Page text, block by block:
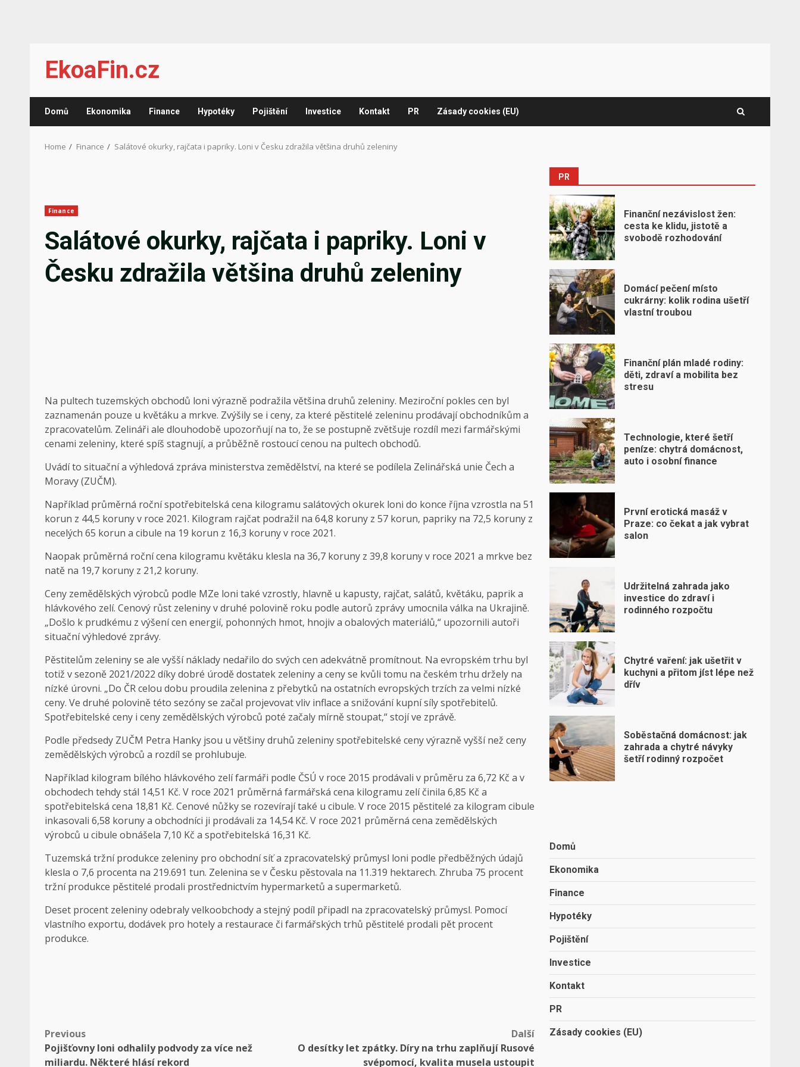
content
EkoaFin.cz
Domů Ekonomika Finance Hypotéky Pojištění Investice Kontakt PR Zásady cookies (EU)
Home Finance Salátové okurky, rajčata i papriky. Loni v Česku zdražila většina druhů zeleniny
Finance
Salátové okurky, rajčata i papriky. Loni v
Česku zdražila většina druhů zeleniny
Na pultech tuzemských obchodů loni výrazně podražila většina druhů zeleniny. Meziroční pokles cen byl
zaznamenán pouze u květáku a mrkve. Zvýšily se i ceny, za které pěstitelé zeleninu prodávají obchodníkům a
zpracovatelům. Zelináři ale dlouhodobě upozorňují na to, že se postupně zvětšuje rozdíl mezi farmářskými
cenami zeleniny, které spíš stagnují, a průběžně rostoucí cenou na pultech obchodů.
Uvádí to situační a výhledová zpráva ministerstva zemědělství, na které se podílela Zelinářská unie Čech a
Moravy (ZUČM).
Například průměrná roční spotřebitelská cena kilogramu salátových okurek loni do konce října vzrostla na 51
korun z 44,5 koruny v roce 2021. Kilogram rajčat podražil na 64,8 koruny z 57 korun, papriky na 72,5 koruny z
necelých 65 korun a cibule na 19 korun z 16,3 koruny v roce 2021.
Naopak průměrná roční cena kilogramu květáku klesla na 36,7 koruny z 39,8 koruny v roce 2021 a mrkve bez
natě na 19,7 koruny z 21,2 koruny.
Ceny zemědělských výrobců podle MZe loni také vzrostly, hlavně u kapusty, rajčat, salátů, květáku, paprik a
hlávkového zelí. Cenový růst zeleniny v druhé polovině roku podle autorů zprávy umocnila válka na Ukrajině.
„Došlo k prudkému z výšení cen energií, pohonných hmot, hnojiv a obalových materiálů,“ upozornili autoři
situační výhledové zprávy.
Pěstitelům zeleniny se ale vyšší náklady nedařilo do svých cen adekvátně promítnout. Na evropském trhu byl
totiž v sezoně 2021/2022 díky dobré úrodě dostatek zeleniny a ceny se kvůli tomu na českém trhu držely na
nízké úrovni. „Do ČR celou dobu proudila zelenina z přebytků na ostatních evropských trzích za velmi nízké
ceny. Ve druhé polovině této sezóny se začal projevovat vliv inflace a snižování kupní síly spotřebitelů.
Spotřebitelské ceny i ceny zemědělských výrobců poté začaly mírně stoupat,“ stojí ve zprávě.
Podle předsedy ZUČM Petra Hanky jsou u většiny druhů zeleniny spotřebitelské ceny výrazně vyšší než ceny
zemědělských výrobců a rozdíl se prohlubuje.
Například kilogram bílého hlávkového zelí farmáři podle ČSÚ v roce 2015 prodávali v průměru za 6,72 Kč a v
obchodech tehdy stál 14,51 Kč. V roce 2021 průměrná farmářská cena kilogramu zelí činila 6,85 Kč a
spotřebitelská cena 18,81 Kč. Cenové nůžky se rozevírají také u cibule. V roce 2015 pěstitelé za kilogram cibule
inkasovali 6,58 koruny a obchodníci ji prodávali za 14,54 Kč. V roce 2021 průměrná cena zemědělských
výrobců u cibule obnášela 7,10 Kč a spotřebitelská 16,31 Kč.
Tuzemská tržní produkce zeleniny pro obchodní síť a zpracovatelský průmysl loni podle předběžných údajů
klesla o 7,6 procenta na 219.691 tun. Zelenina se v Česku pěstovala na 11.319 hektarech. Zhruba 75 procent
tržní produkce pěstitelé prodali prostřednictvím hypermarketů a supermarketů.
Deset procent zeleniny odebraly velkoobchody a stejný podíl připadl na zpracovatelský průmysl. Pomocí
vlastního exportu, dodávek pro hotely a restaurace či farmářských trhů pěstitelé prodali pět procent
produkce.
Post
navigation
Previous
Pojišťovny loni odhalily podvody za více než
miliardu. Některé hlásí rekord
Další
O desítky let zpátky. Díry na trhu zaplňují Rusové
svépomocí, kvalita musela ustoupit
PR
Finanční nezávislost žen:
cesta ke klidu, jistotě a
svobodě rozhodování
Domácí pečení místo
cukrárny: kolik rodina ušetří
vlastní troubou
Finanční plán mladé rodiny:
děti, zdraví a mobilita bez
stresu
Technologie, které šetří
peníze: chytrá domácnost,
auto i osobní finance
První erotická masáž v
Praze: co čekat a jak vybrat
salon
Udržitelná zahrada jako
investice do zdraví i
rodinného rozpočtu
Chytré vaření: jak ušetřit v
kuchyni a přitom jíst lépe než
dřív
Soběstačná domácnost: jak
zahrada a chytré návyky
šetří rodinný rozpočet
Domů
Ekonomika
Finance
Hypotéky
Pojištění
Investice
Kontakt
PR
Zásady cookies (EU)